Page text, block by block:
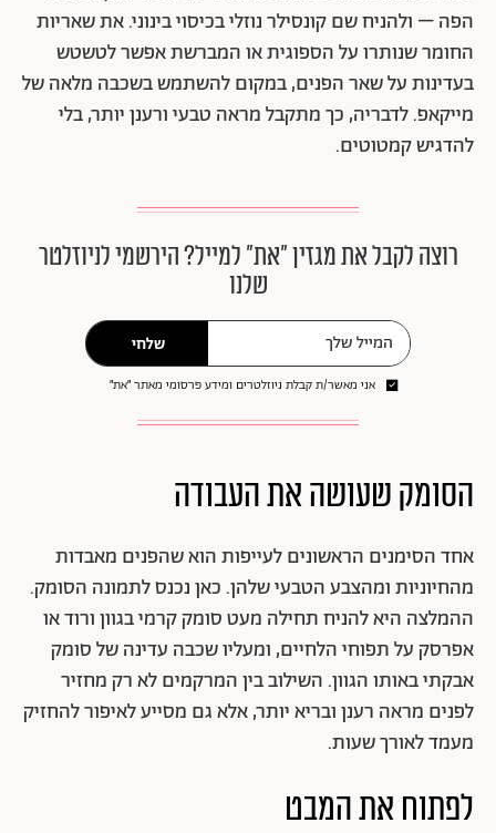
הפה – ולהניח שם קונסילר נוזלי בכיסוי בינוני. את שאריות
החומר שנותרו על הספוגית או המברשת אפשר לטשטש
בעדינות על שאר הפנים, במקום להשתמש בשכבה מלאה של
מייקאפ. לדבריה, כך מתקבל מראה טבעי ורענן יותר, בלי
להדגיש קמטוטים.
רוצה לקבל את מגזין ״את״ למייל? הירשמי לניוזלטר
שלנו
שלחי
אני מאשר/ת קבלת ניוזלטרים ומידע פרסומי מאתר ״את״
הסומק שעושה את העבודה
אחד הסימנים הראשונים לעייפות הוא שהפנים מאבדות
מהחיוניות ומהצבע הטבעי שלהן. כאן נכנס לתמונה הסומק.
ההמלצה היא להניח תחילה מעט סומק קרמי בגוון ורוד או
אפרסק על תפוחי הלחיים, ומעליו שכבה עדינה של סומק
אבקתי באותו הגוון. השילוב בין המרקמים לא רק מחזיר
לפנים מראה רענן ובריא יותר, אלא גם מסייע לאיפור להחזיק
מעמד לאורך שעות.
לפתוח את המבט